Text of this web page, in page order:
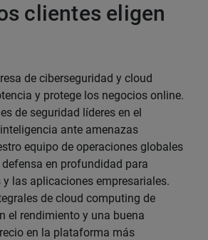
clientes eligen
de ciberseguridad y cloud
y protege los negocios online.
de seguridad líderes en el
ante amenazas
equipo de operaciones globales
en profundidad para
las aplicaciones empresariales.
de cloud computing de
el rendimiento y una buena
en la plataforma más